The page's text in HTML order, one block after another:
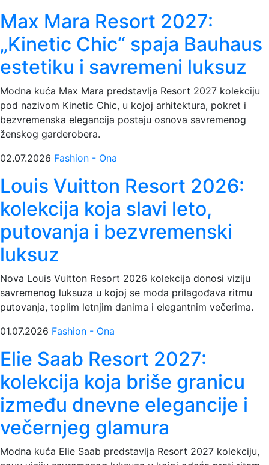
Max Mara Resort 2027:
„Kinetic Chic“ spaja Bauhaus
estetiku i savremeni luksuz
Modna kuća Max Mara predstavlja Resort 2027 kolekciju
pod nazivom Kinetic Chic, u kojoj arhitektura, pokret i
bezvremenska elegancija postaju osnova savremenog
ženskog garderobera.
02.07.2026 Fashion - Ona
Louis Vuitton Resort 2026:
kolekcija koja slavi leto,
putovanja i bezvremenski
luksuz
Nova Louis Vuitton Resort 2026 kolekcija donosi viziju
savremenog luksuza u kojoj se moda prilagođava ritmu
putovanja, toplim letnjim danima i elegantnim večerima.
01.07.2026 Fashion - Ona
Elie Saab Resort 2027:
kolekcija koja briše granicu
između dnevne elegancije i
večernjeg glamura
Modna kuća Elie Saab predstavlja Resort 2027 kolekciju,